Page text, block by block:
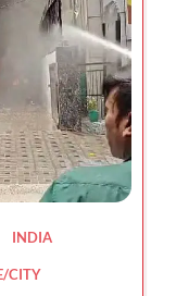
INDIA
CITY